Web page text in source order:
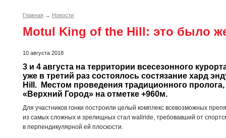
Главная → Новости
Motul King of the Hill: это было
10 августа 2018
3 и 4 августа на территории всесезонного
уже в третий раз состоялось состязание хард
Hill.  Местом проведения традиционного
«Верхний Город» на отметке +960м.
Для участников гонки построили целый комплекс всевозможных
из самых сложных и зрелищных стал wallride, требовавший от
в перпендикулярной ей плоскости.